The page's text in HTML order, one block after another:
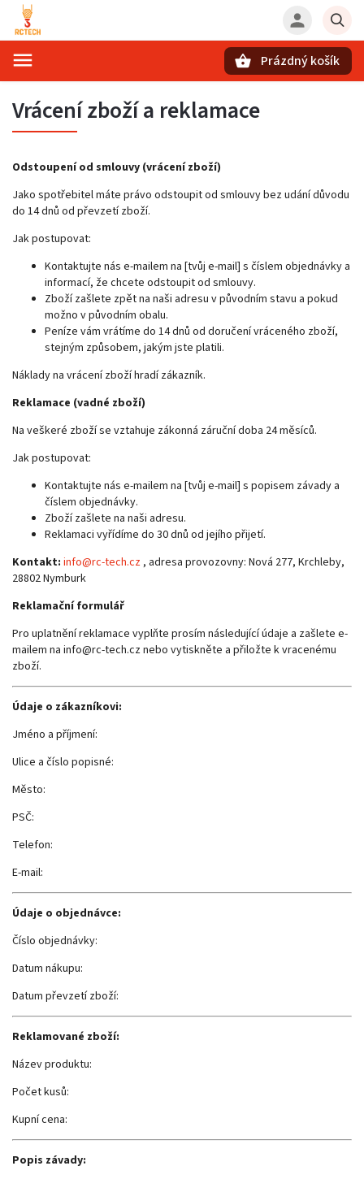
Prázdný košík
Vrácení zboží a reklamace
Odstoupení od smlouvy (vrácení zboží)
Jako spotřebitel máte právo odstoupit od smlouvy bez udání důvodu
do 14 dnů od převzetí zboží.
Jak postupovat:
Kontaktujte nás e-mailem na [tvůj e-mail] s číslem objednávky a
informací, že chcete odstoupit od smlouvy.
Zboží zašlete zpět na naši adresu v původním stavu a pokud
možno v původním obalu.
Peníze vám vrátíme do 14 dnů od doručení vráceného zboží,
stejným způsobem, jakým jste platili.
Náklady na vrácení zboží hradí zákazník.
Reklamace (vadné zboží)
Na veškeré zboží se vztahuje zákonná záruční doba 24 měsíců.
Jak postupovat:
Kontaktujte nás e-mailem na [tvůj e-mail] s popisem závady a
číslem objednávky.
Zboží zašlete na naši adresu.
Reklamaci vyřídíme do 30 dnů od jejího přijetí.
Kontakt: info@rc-tech.cz, adresa provozovny: Nová 277, Krchleby,
28802 Nymburk
Reklamační formulář
Pro uplatnění reklamace vyplňte prosím následující údaje a zašlete e-
mailem na info@rc-tech.cz nebo vytiskněte a přiložte k vracenému
zboží.
Údaje o zákazníkovi:
Jméno a příjmení:
Ulice a číslo popisné:
Město:
PSČ:
Telefon:
E-mail:
Údaje o objednávce:
Číslo objednávky:
Datum nákupu:
Datum převzetí zboží:
Reklamované zboží:
Název produktu:
Počet kusů:
Kupní cena:
Popis závady: